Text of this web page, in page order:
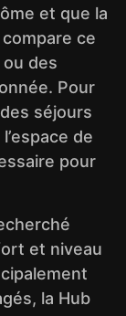
et que la
ce
des
Pour
séjours
de
pour
et niveau
la Hub